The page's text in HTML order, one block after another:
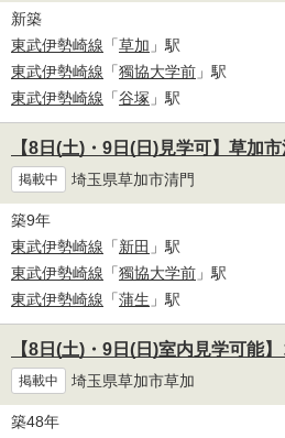
新築
東武伊勢崎線 「草加 」駅
東武伊勢崎線 「獨協大学前 」駅
東武伊勢崎線 「谷塚 」駅
【8日(土)・9日(日)見学可】草加
掲載中 埼玉県草加市清門
築9年
東武伊勢崎線 「新田 」駅
東武伊勢崎線 「獨協大学前 」駅
東武伊勢崎線 「蒲生 」駅
【8日(土)・9日(日)室内見学可能
掲載中 埼玉県草加市草加
築48年